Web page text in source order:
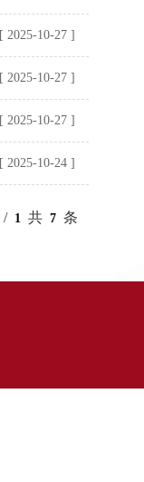
[ 2025-10-27 ]
[ 2025-10-27 ]
[ 2025-10-27 ]
[ 2025-10-24 ]
/ 1 共 7 条